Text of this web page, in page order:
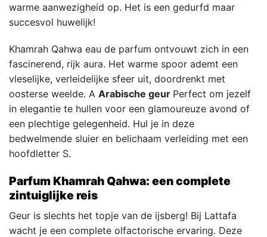
warme aanwezigheid op. Het is een gedurfd maar
succesvol huwelijk!
Khamrah Qahwa eau de parfum ontvouwt zich in een
fascinerend, rijk aura. Het warme spoor ademt een
vleselijke, verleidelijke sfeer uit, doordrenkt met
oosterse weelde. A Arabische geur Perfect om jezelf
in elegantie te hullen voor een glamoureuze avond of
een plechtige gelegenheid. Hul je in deze
bedwelmende sluier en belichaam verleiding met een
hoofdletter S.
Parfum Khamrah Qahwa: een complete
zintuiglijke reis
Geur is slechts het topje van de ijsberg! Bij Lattafa
wacht je een complete olfactorische ervaring. Deze